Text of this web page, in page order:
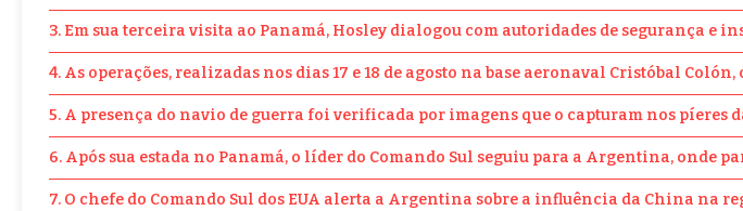
3. Em sua terceira visita ao Panamá, Hosley dialogou com autoridades de segurança e
4. As operações, realizadas nos dias 17 e 18 de agosto na base aeronaval Cristóbal
5. A presença do navio de guerra foi verificada por imagens que o capturam nos píeres
6. Após sua estada no Panamá, o líder do Comando Sul seguiu para a Argentina,
7. O chefe do Comando Sul dos EUA alerta a Argentina sobre a influência da China na